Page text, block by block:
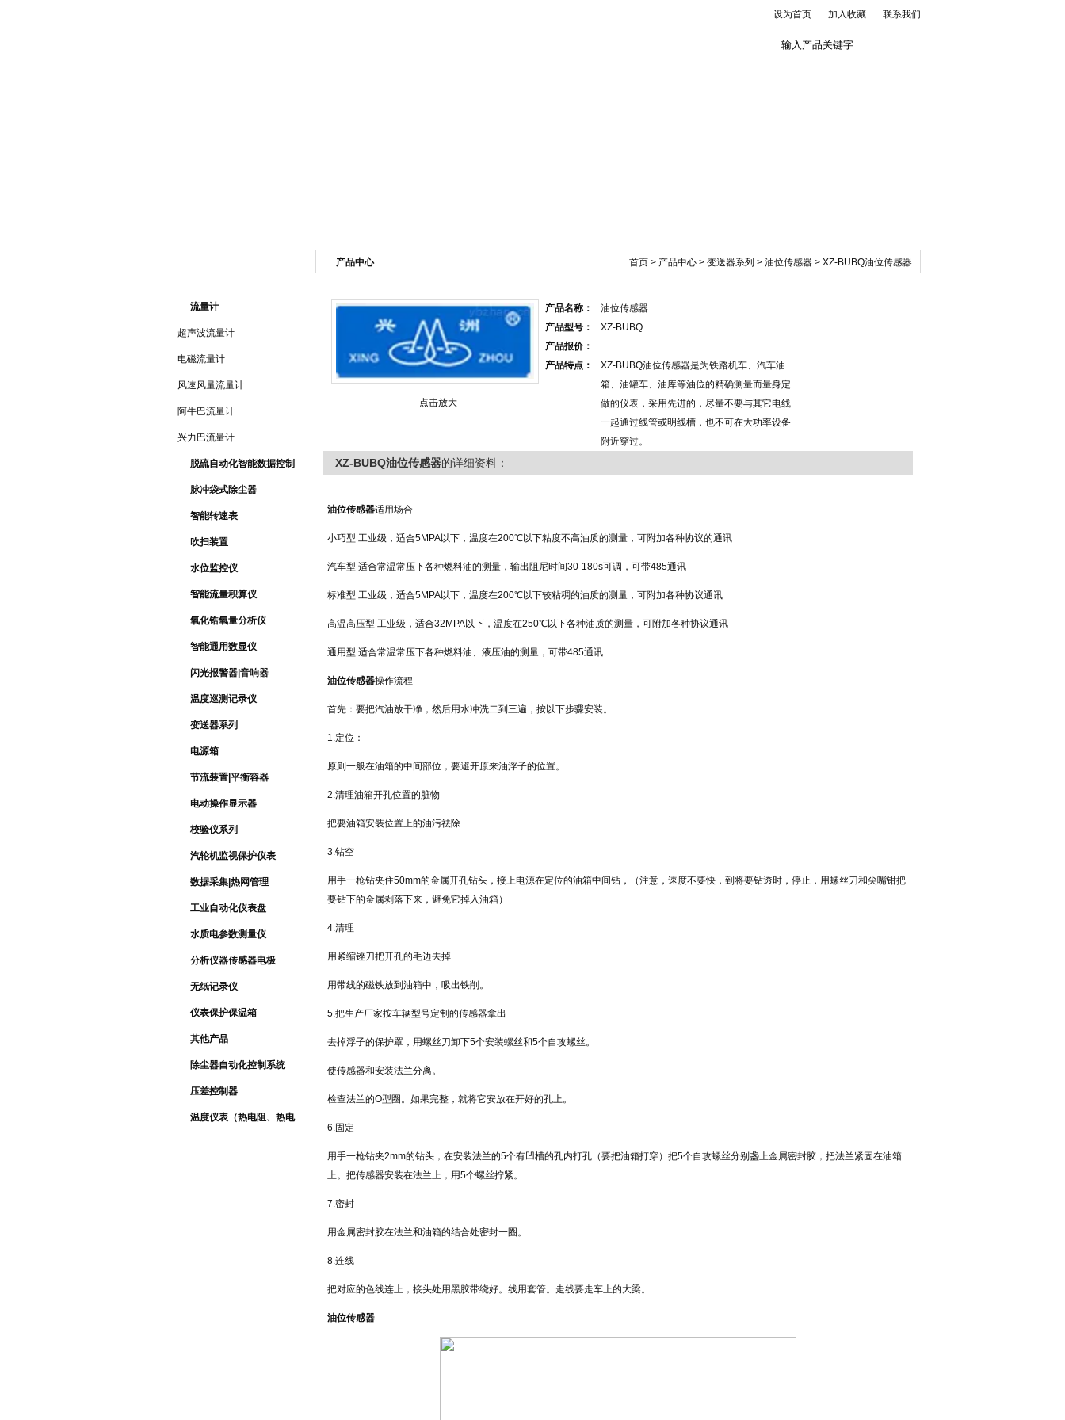
设为首页 加入收藏 联系我们
流量计
超声波流量计
电磁流量计
风速风量流量计
阿牛巴流量计
兴力巴流量计
脱硫自动化智能数据控制
脉冲袋式除尘器
智能转速表
吹扫装置
水位监控仪
智能流量积算仪
氧化锆氧量分析仪
智能通用数显仪
闪光报警器|音响器
温度巡测记录仪
变送器系列
电源箱
节流装置|平衡容器
电动操作显示器
校验仪系列
汽轮机监视保护仪表
数据采集|热网管理
工业自动化仪表盘
水质电参数测量仪
分析仪器传感器电极
无纸记录仪
仪表保护保温箱
其他产品
除尘器自动化控制系统
压差控制器
温度仪表（热电阻、热电
首页 > 产品中心 > 变送器系列 > 油位传感器 > XZ-BUBQ油位传感器
产品中心
点击放大
产品名称：
油位传感器
产品型号：
XZ-BUBQ
产品报价：
产品特点：
XZ-BUBQ油位传感器是为铁路机车、汽车油
箱、油罐车、油库等油位的精确测量而量身定
做的仪表，采用先进的，尽量不要与其它电线
一起通过线管或明线槽，也不可在大功率设备
附近穿过。
XZ-BUBQ油位传感器的详细资料：
油位传感器适用场合
小巧型 工业级，适合5MPA以下，温度在200℃以下粘度不高油质的测量，可附加各种协议的通讯
汽车型 适合常温常压下各种燃料油的测量，输出阻尼时间30-180s可调，可带485通讯
标准型 工业级，适合5MPA以下，温度在200℃以下较粘稠的油质的测量，可附加各种协议通讯
高温高压型 工业级，适合32MPA以下，温度在250℃以下各种油质的测量，可附加各种协议通讯
通用型 适合常温常压下各种燃料油、液压油的测量，可带485通讯.
油位传感器操作流程
首先：要把汽油放干净，然后用水冲洗二到三遍，按以下步骤安装。
1.定位：
原则一般在油箱的中间部位，要避开原来油浮子的位置。
2.清理油箱开孔位置的脏物
把要油箱安装位置上的油污祛除
3.钻空
用手一枪钻夹住50mm的金属开孔钻头，接上电源在定位的油箱中间钻，（注意，速度不要快，到将要钻透时，停止，用螺丝刀和尖嘴钳把
要钻下的金属剥落下来，避免它掉入油箱）
4.清理
用紧缩锉刀把开孔的毛边去掉
用带线的磁铁放到油箱中，吸出铁削。
5.把生产厂家按车辆型号定制的传感器拿出
去掉浮子的保护罩，用螺丝刀卸下5个安装螺丝和5个自攻螺丝。
使传感器和安装法兰分离。
检查法兰的O型圈。如果完整，就将它安放在开好的孔上。
6.固定
用手一枪钻夹2mm的钻头，在安装法兰的5个有凹槽的孔内打孔（要把油箱打穿）把5个自攻螺丝分别盏上金属密封胶，把法兰紧固在油箱
上。把传感器安装在法兰上，用5个螺丝拧紧。
7.密封
用金属密封胶在法兰和油箱的结合处密封一圈。
8.连线
把对应的色线连上，接头处用黑胶带绕好。线用套管。走线要走车上的大梁。
油位传感器